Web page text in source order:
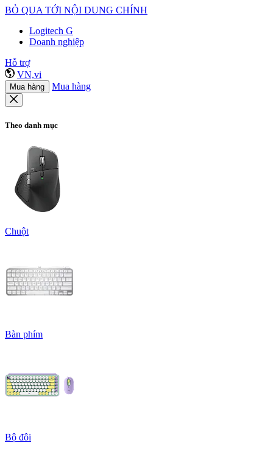
BỎ QUA TỚI NỘI DUNG CHÍNH
Logitech G
Doanh nghiệp
Hỗ trợ
VN,vi
Mua hàng Mua hàng
Theo danh mục
Chuột
Bàn phím
Bộ đôi